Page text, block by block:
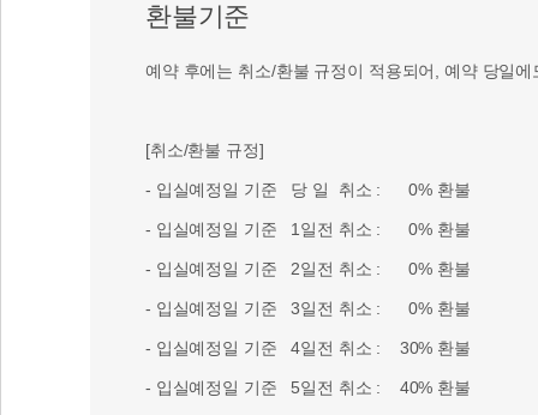
환불기준
예약 후에는 취소/환불 규정이 적용되어, 예약 당일
[취소/환불 규정]
- 입실예정일 기준 당 일 취소 : 0% 환불
- 입실예정일 기준 1일전 취소 : 0% 환불
- 입실예정일 기준 2일전 취소 : 0% 환불
- 입실예정일 기준 3일전 취소 : 0% 환불
- 입실예정일 기준 4일전 취소 : 30% 환불
- 입실예정일 기준 5일전 취소 : 40% 환불